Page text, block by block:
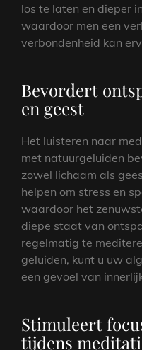
los te laten en dieper
waardoor men een
verbondenheid kan
Bevordert
en geest
Het luisteren naar
met natuurgeluiden
zowel lichaam als
helpen om stress en
waardoor het
diepe staat van
regelmatig te
geluiden, kunt u uw
een gevoel van
Stimuleert
tijdens